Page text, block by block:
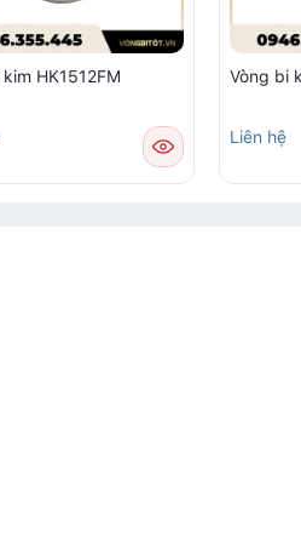
HK1512FM Vòng bi
Liên hệ